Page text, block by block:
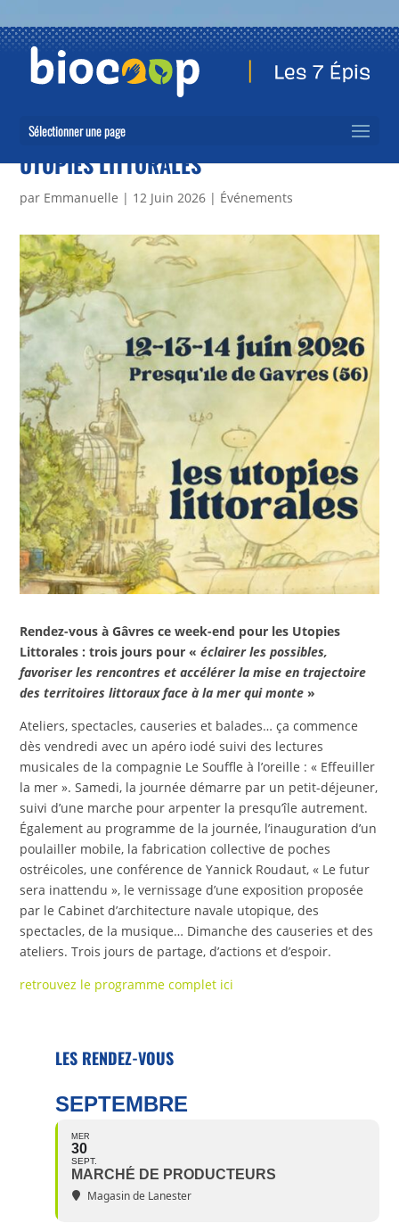
Sélectionner une page
UTOPIES LITTORALES
par Emmanuelle | 12 Juin 2026 | Événements
Rendez-vous à Gâvres ce week-end pour les Utopies
Littorales : trois jours pour «éclairer les possibles,
favoriser les rencontres et accélérer la mise en trajectoire
des territoires littoraux face à la mer qui monte »
Ateliers, spectacles, causeries et balades… ça commence
dès vendredi avec un apéro iodé suivi des lectures
musicales de la compagnie Le Souffle à l’oreille : « Effeuiller
la mer ». Samedi, la journée démarre par un petit-déjeuner,
suivi d’une marche pour arpenter la presqu’île autrement.
Également au programme de la journée, l’inauguration d’un
poulailler mobile, la fabrication collective de poches
ostréicoles, une conférence de Yannick Roudaut, « Le futur
sera inattendu », le vernissage d’une exposition proposée
par le Cabinet d’architecture navale utopique, des
spectacles, de la musique… Dimanche des causeries et des
ateliers. Trois jours de partage, d’actions et d’espoir.
retrouvez le programme complet ici
LES RENDEZ-VOUS
SEPTEMBRE
MER
30
SEPT.
MARCHÉ DE PRODUCTEURS
Magasin de Lanester